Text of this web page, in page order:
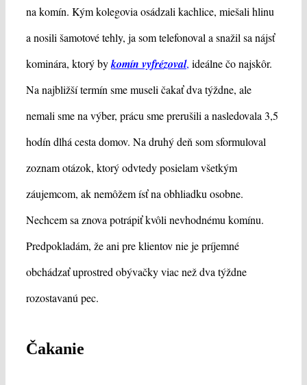
na komín. Kým kolegovia osádzali kachlice, miešali hlinu
a nosili šamotové tehly, ja som telefonoval a snažil sa nájsť
kominára, ktorý bykomín vyfrézoval, ideálne čo najskôr.
Na najbližší termín sme museli čakať dva týždne, ale
nemali sme na výber, prácu sme prerušili a nasledovala 3,5
hodín dlhá cesta domov. Na druhý deň som sformuloval
zoznam otázok, ktorý odvtedy posielam všetkým
záujemcom, ak nemôžem ísť na obhliadku osobne.
Nechcem sa znova potrápiť kvôli nevhodnému komínu.
Predpokladám, že ani pre klientov nie je príjemné
obchádzať uprostred obývačky viac než dva týždne
rozostavanú pec.
Čakanie